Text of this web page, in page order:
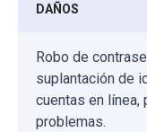
DAÑOS
Robo de
suplantación de
cuentas en
problemas.